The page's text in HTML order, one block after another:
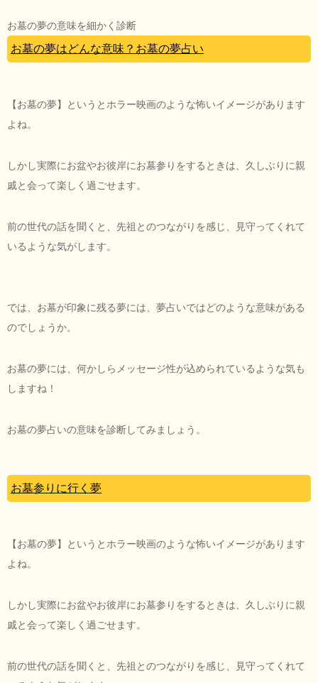
お墓の夢の意味を細かく診断
お墓の夢はどんな意味？お墓の夢占い
【お墓の夢】というとホラー映画のような怖いイメージがあります
よね。
しかし実際にお盆やお彼岸にお墓参りをするときは、久しぶりに親
戚と会って楽しく過ごせます。
前の世代の話を聞くと、先祖とのつながりを感じ、見守ってくれて
いるような気がします。
では、お墓が印象に残る夢には、夢占いではどのような意味がある
のでしょうか。
お墓の夢には、何かしらメッセージ性が込められているような気も
しますね！
お墓の夢占いの意味を診断してみましょう。
お墓参りに行く夢
【お墓の夢】というとホラー映画のような怖いイメージがあります
よね。
しかし実際にお盆やお彼岸にお墓参りをするときは、久しぶりに親
戚と会って楽しく過ごせます。
前の世代の話を聞くと、先祖とのつながりを感じ、見守ってくれて